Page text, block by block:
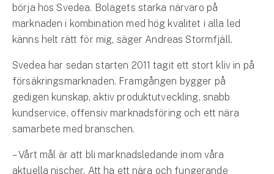
Bilförsäkring för företag
Drönarförsäkring
För förmedlare
Gruppförsäkringar
Kommunolycksfall
börja hos Svedea. Bolagets starka närvaro på
marknaden i kombination med hög kvalitet i alla led
känns helt rätt för mig, säger Andreas Stormfjäll.
Svedea har sedan starten 2011 tagit ett stort kliv in på
försäkringsmarknaden. Framgången bygger på
gedigen kunskap, aktiv produktutveckling, snabb
kundservice, offensiv marknadsföring och ett nära
samarbete med branschen.
– Vårt mål är att bli marknadsledande inom våra
aktuella nischer. Att ha ett nära och fungerande